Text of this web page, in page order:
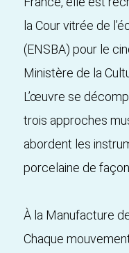
la Cour vitrée de
(ENSBA) pour le
Ministère de la
L’œuvre se
trois approches
abordent les
porcelaine de
À la Manufacture
Chaque